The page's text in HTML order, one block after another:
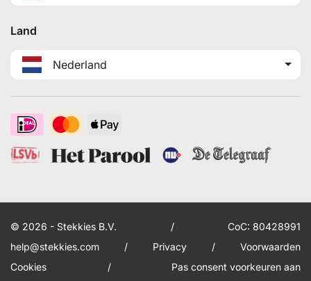
Land
Nederland
© 2026 - Stekkies B.V. /
CoC: 80428991
help@stekkies.com
/ Privacy /
Voorwaarden
Cookies
/ Pas consent voorkeuren aan